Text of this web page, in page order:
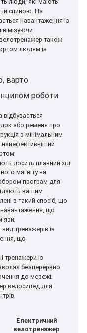
люди, які мають
чи спиною. На
навантаження із
також
людям із
варто
роботи:
або ременя про
з мінімальним
досить плавний хід
магніту на
програм для
вашим
в такий спосіб, що
навантаження, що
тренажерів із
що
тренажери із
безперервно
до мережі;
велосипед для
Електричний
велотренажер